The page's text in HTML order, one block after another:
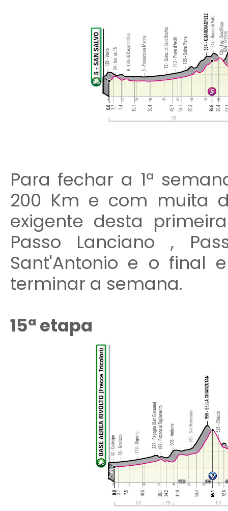
Para fechar a 1ª
200 Km e com muita
exigente desta
Passo Lanciano ,
Sant'Antonio e o final
terminar a semana.
15ª etapa